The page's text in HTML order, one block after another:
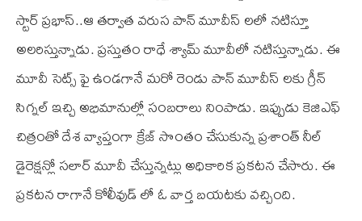
స్టార్ ప్రభాస్..ఆ తర్వాత వరుస పాన్ మూవీస్ లలో నటిస్తూ
అలరిస్తున్నాడు. ప్రస్తుతం రాధే శ్యామ్ మూవీలో నటిస్తున్నాడు. ఈ
మూవీ సెట్స్ ఫై ఉండగానే మరో రెండు పాన్ మూవీస్ లకు గ్రీన్
సిగ్నల్ ఇచ్చి అభిమానుల్లో సంబరాలు నింపాడు. ఇప్పుడు కెజిఎఫ్
చిత్రంతో దేశ వ్యాప్తంగా క్రేజ్ సొంతం చేసుకున్న ప్రశాంత్ నీల్
డైరెక్షన్లో సలార్ మూవీ చేస్తున్నట్లు అధికారిక ప్రకటన చేసారు. ఈ
ప్రకటన రాగానే కోలీవుడ్ లో ఓ వార్త బయటకు వచ్చింది.